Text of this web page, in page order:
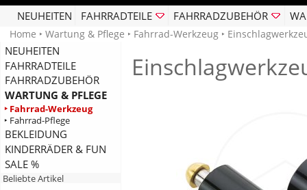
NEUHEITEN FAHRRADTEILE FAHRRADZUBEHÖR
Home ‣ Wartung & Pflege ‣ Fahrrad-Werkzeug ‣
NEUHEITEN
FAHRRADTEILE
FAHRRADZUBEHÖR
WARTUNG & PFLEGE
‣ Fahrrad-Werkzeug
‣ Fahrrad-Pflege
BEKLEIDUNG
KINDERRÄDER & FUN
SALE %
Beliebte Artikel